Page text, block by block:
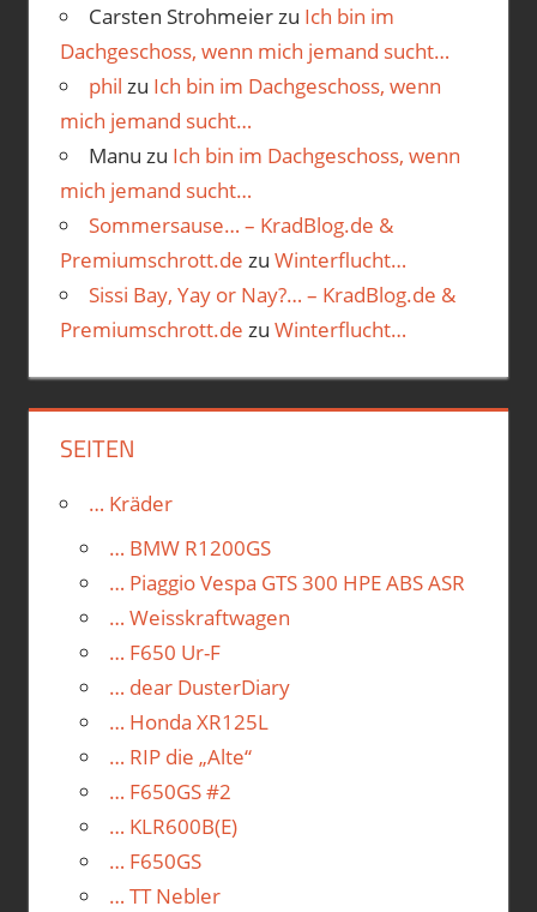
Carsten Strohmeierzu Ich bin im
Dachgeschoss, wenn mich jemand sucht…
phil zu Ich bin im Dachgeschoss, wenn
mich jemand sucht…
Manu zu Ich bin im Dachgeschoss, wenn
mich jemand sucht…
Sommersause… – KradBlog.de &
Premiumschrott.de zu Winterflucht…
Sissi Bay, Yay or Nay?… – KradBlog.de &
Premiumschrott.de zu Winterflucht…
SEITEN
… Kräder
… BMW R1200GS
… Piaggio Vespa GTS 300 HPE ABS ASR
… Weisskraftwagen
… F650 Ur-F
… dear DusterDiary
… Honda XR125L
… RIP die „Alte“
… F650GS #2
… KLR600B(E)
… F650GS
… TT Nebler